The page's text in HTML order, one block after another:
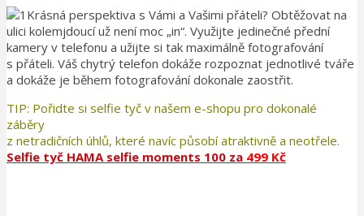
Krásná perspektiva s Vámi a Vašimi přáteli? Obtěžovat na
ulici kolemjdoucí už není moc „in“. Využijte jedinečné přední
kamery v telefonu a užijte si tak maximálně fotografování
s přáteli. Váš chytrý telefon dokáže rozpoznat jednotlivé tváře
a dokáže je během fotografování dokonale zaostřit.
TIP: Pořidte si selfie tyč v našem e-shopu pro dokonalé
záběry
z netradičních úhlů, které navíc působí atraktivně a neotřele.
Selfie tyč HAMA selfie moments 100 za 499 Kč